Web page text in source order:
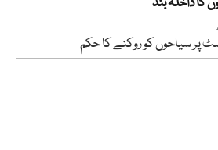
پر سیاحوں کو روکنے کا حکم